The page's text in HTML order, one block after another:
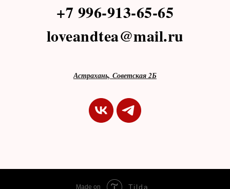
+7 996-913-65-65
loveandtea@mail.ru
Астрахань, Советская 2Б
Made on Tilda